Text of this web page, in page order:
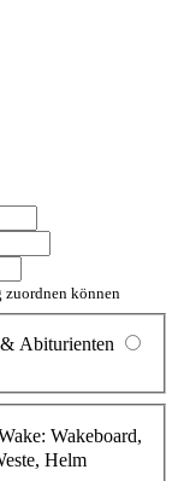
können
Abiturienten
Wakeboard,
Helm